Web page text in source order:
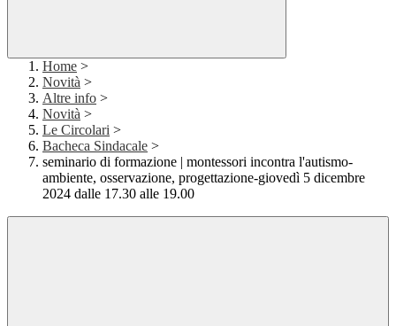
Home >
Novità >
Altre info >
Novità >
Le Circolari >
Bacheca Sindacale >
seminario di formazione | montessori incontra l'autismo-
ambiente, osservazione, progettazione-giovedì 5 dicembre
2024 dalle 17.30 alle 19.00